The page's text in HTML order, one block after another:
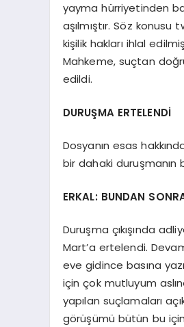
yayma hürriyetinden
aşılmıştır. Söz
kişilik hakları ihlal
Mahkeme, suçtan
edildi.
DURUŞMA ERTELENDİ
Dosyanın esas
bir dahaki duruşmanın
ERKAL: BUNDAN
Duruşma çıkışında
Mart’a ertelendi.
eve gidince basına
için çok mutluyum
yapılan suçlamaları
görüşümü bütün bu